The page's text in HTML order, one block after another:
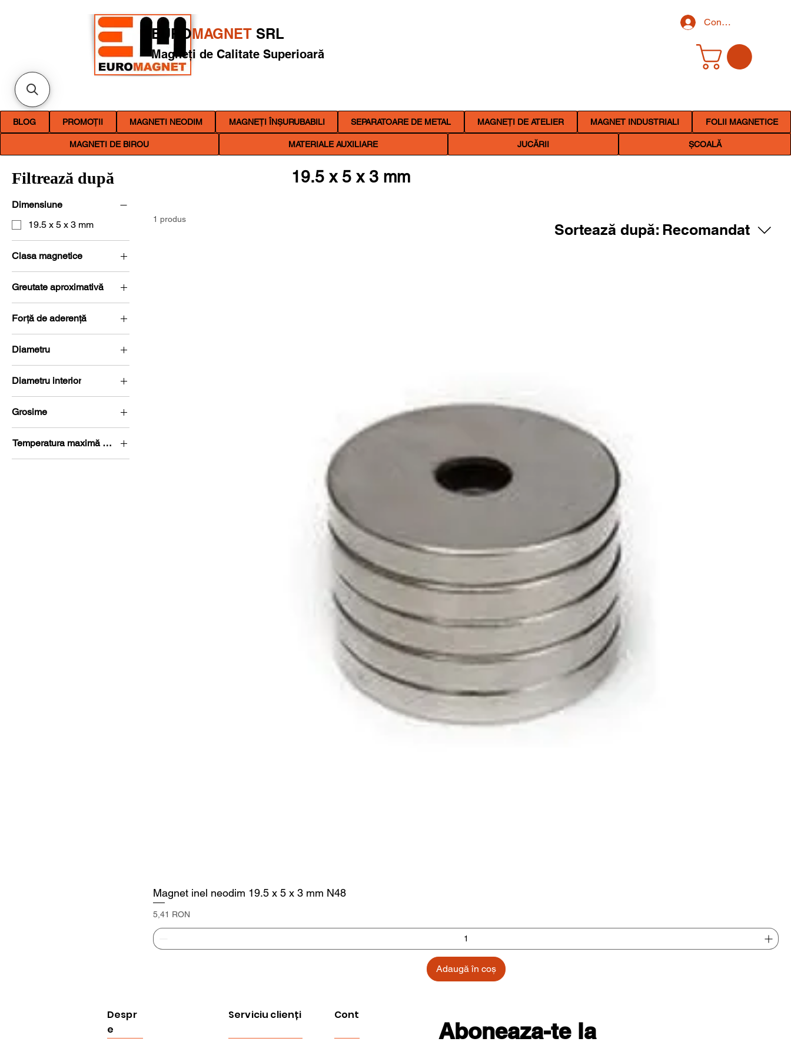
Conectează-te
EUROMAGNET SRL
Magneți de Calitate Superioară
BLOG PROMOȚII MAGNETI NEODIM MAGNEȚI ÎNȘURUBABILI SEPARATOARE DE METAL MAGNEȚI DE ATELIER MAGNET INDUSTRIALI FOLII MAGNETICE
MAGNETI DE BIROU MATERIALE AUXILIARE JUCĂRII ȘCOALĂ
Filtrează după
Dimensiune
19.5 x 5 x 3 mm
Clasa magnetice
N48
Greutate aproximativă
6,39 g
Forță de aderență
4,7 kg (46,11 Newton)
Diametru
Ø 15-20 mm
Diametru interior
ø 0-5 mm
Grosime
G 0-5 mm
Temperatura maximă de lucru
80 °C
19.5 x 5 x 3 mm
1 produs
Sortează după: Recomandat
Magnet inel neodim 19.5 x 5 x 3 mm N48
Preț
5,41 RON
Adaugă în coș
Despr
e
Serviciu clienți Cont
Aboneaza-te la